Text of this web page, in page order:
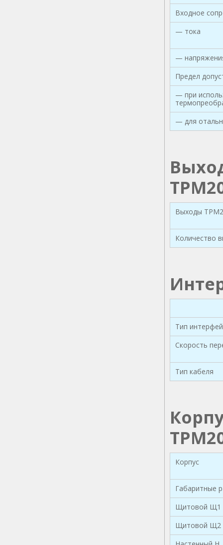
Входное
— тока
—
Предел
— при
— для
Выходы
Количество
Тип
Скорость
Тип кабеля
Корпус
Габаритные
Щитовой Щ1
Щитовой Щ2